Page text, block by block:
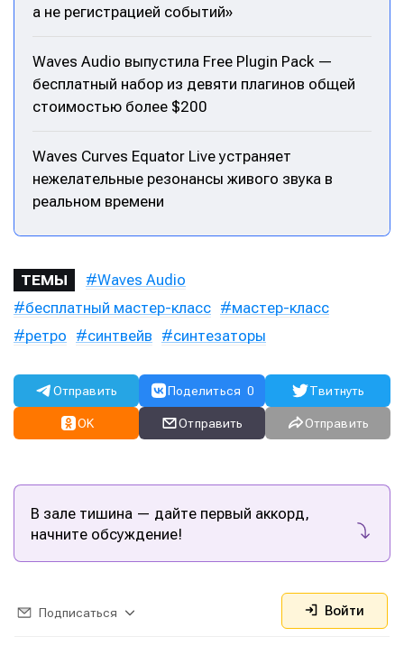
а не регистрацией событий»
Waves Audio выпустила Free Plugin Pack —
бесплатный набор из девяти плагинов общей
стоимостью более $200
Waves Curves Equator Live устраняет
нежелательные резонансы живого звука в
реальном времени
ТЕМЫ
Waves Audio
бесплатный мастер-класс
мастер-класс
ретро
синтвейв синтезаторы
Отправить Поделиться 0 Твитнуть
OK Отправить Отправить
В зале тишина — дайте первый аккорд,
начните обсуждение!
Подписаться Войти